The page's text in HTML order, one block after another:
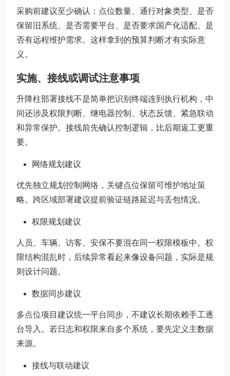
采购前建议至少确认：点位数量、通行对象类型、是否
保留旧系统、是否需要平台、是否要求国产化适配、是
否有远程维护需求。这样拿到的预算判断才有实际意
义。
实施、接线或调试注意事项
升降柱部署接线不是简单把识别终端连到执行机构，中
间还涉及权限判断、继电器控制、状态反馈、紧急联动
和异常保护。接线前先确认控制逻辑，比后期返工更重
要。
网络规划建议
优先独立规划控制网络，关键点位保留可维护地址策
略。跨区域部署建议提前验证链路延迟与丢包情况。
权限规划建议
人员、车辆、访客、安保不要混在同一权限模板中。权
限结构混乱时，后续异常看起来像设备问题，实际是规
则设计问题。
数据同步建议
多点位项目建议统一平台同步，不建议长期依赖手工逐
台导入。若日志和权限来自多个系统，要先定义主数据
来源。
接线与联动建议